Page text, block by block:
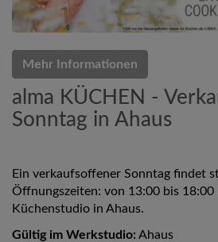
Mehr Informationen
alma KÜCHEN -
Sonntag in Ahaus
Ein verkaufsoffener Sonntag findet
Öffnungszeiten: von 13:00 bis 18:00
Küchenstudio in Ahaus.
Gültig im Werkstudio: Ahaus